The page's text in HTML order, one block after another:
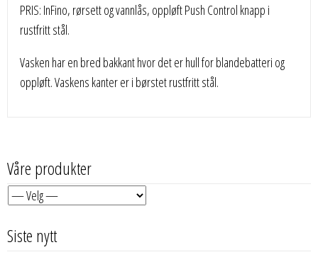
PRIS: InFino, rørsett og vannlås, oppløft Push Control knapp i
rustfritt stål.
Vasken har en bred bakkant hvor det er hull for blandebatteri og
oppløft. Vaskens kanter er i børstet rustfritt stål.
Våre produkter
Siste nytt